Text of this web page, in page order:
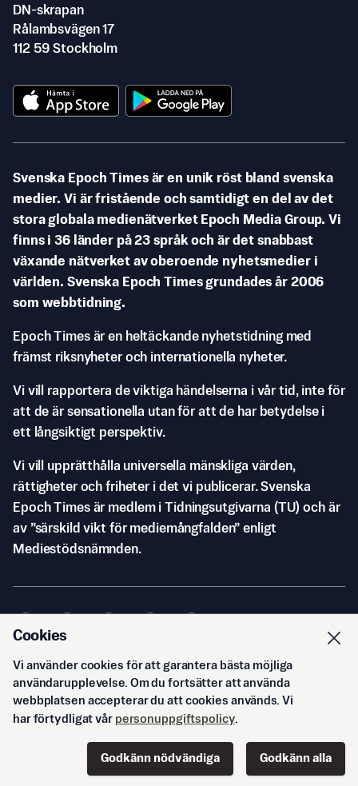
DN-skrapan
Rålambsvägen 17
112 59 Stockholm
Svenska Epoch Times är en unik röst bland svenska
medier. Vi är fristående och samtidigt en del av det
stora globala medienätverket Epoch Media Group. Vi
finns i 36 länder på 23 språk och är det snabbast
växande nätverket av oberoende nyhetsmedier i
världen. Svenska Epoch Times grundades år 2006
som webbtidning.
Epoch Times är en heltäckande nyhetstidning med
främst riksnyheter och internationella nyheter.
Vi vill rapportera de viktiga händelserna i vår tid, inte för
att de är sensationella utan för att de har betydelse i
ett långsiktigt perspektiv.
Vi vill upprätthålla universella mänskliga värden,
rättigheter och friheter i det vi publicerar. Svenska
Epoch Times är medlem i Tidningsutgivarna (TU) och är
av ”särskild vikt för mediemångfalden” enligt
Mediestödsnämnden.
© Svenska Epoch Times AB2026
Cookies
Vi använder cookies för att garantera bästa möjliga
användarupplevelse. Om du fortsätter att använda
webbplatsen accepterar du att cookies används. Vi
har förtydligat vår personuppgiftspolicy.
Godkänn nödvändiga Godkänn alla